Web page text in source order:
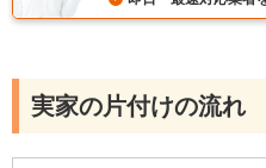
実家の片付けの流れ